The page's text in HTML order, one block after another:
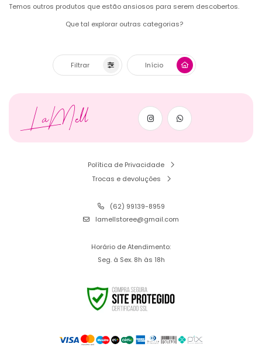
Temos outros produtos que estão ansiosos para serem descobertos.
Que tal explorar outras categorias?
Filtrar Início
LaMell
Política de Privacidade
Trocas e devoluções
(62) 99139-8959
lamellstoree@gmail.com
Horário de Atendimento:
Seg. à Sex. 8h às 18h